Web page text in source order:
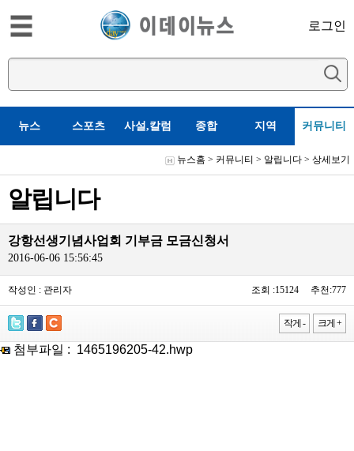
로그인
뉴스 스포츠 사설,칼럼 종합 지역 커뮤니티
뉴스홈 > 커뮤니티 > 알립니다 > 상세보기
알립니다
강항선생기념사업회 기부금 모금신청서
2016-06-06 15:56:45
작성인 : 관리자 조회 :15124 추천:777
작게 - 크게 +
첨부파일 : 1465196205-42.hwp